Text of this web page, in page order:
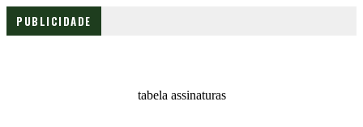
PUBLICIDADE
tabela assinaturas